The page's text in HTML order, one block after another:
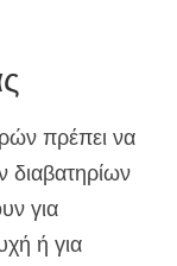
πρέπει να
διαβατηρίων
για
ή για